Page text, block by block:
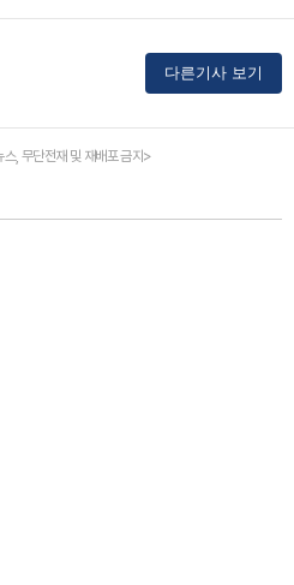
다른기사 보기
, 무단전재 및 재배포 금지>